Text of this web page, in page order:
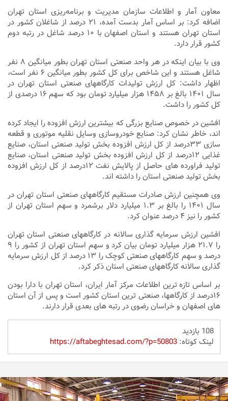
معاون آمار و اطلاعات سازمان مدیریت و برنامه‌ریزی استان تهران
اضافه کرد: بر اساس آمار بدست آمده، ۲۱ درصد از شاغلان کشور در
استان تهران هستند و استان اصفهان با ۱۰ درصد شاغل در رتبه دوم
کشور قرار دارد.
وی با بیان اینکه در هر واحد صنعتی استان تهران بطور میانگین ۸ نفر
شاغل هستند و این شاخص برای کل کشور بطور میانگین ۶ نفر است،
اظهار داشت: کل ارزش تولیدات کارگاههای صنعتی استان تهران در
سال ۱۴۰۱ بالغ بر ۱۴۵۸ هزار میلیارد تومان بود که سهم ۱۶ درصدی از
کل کشور را داشت.
افشین در خصوص صنایع بزرگی که بیشترین ارزش افزوده را ایجاد کرده
اند، خاطر نشان کرد: صنایع خودروسازی وسایل نقلیه موتوری و قطعه
سازی ۳۳درصد از کل ارزش افزوده بخش تولید صنعتی استان، صنایع
غذایی ۱۲درصد از کل ارزش افزوده بخش تولید صنعتی استان، صنایع
تولید فراورده های حاصل از پالایش نفت ۱۲درصد از کل ارزش افزوده
بخش تولید صنعتی استان را داشته اند.
وی همچنین ارزش صادرات مستقیم کارگاههای صنعتی استان تهران در
سال ۱۴۰۱ را بالغ بر ۱.۳ میلیارد دلار برشمرد و سهم استان تهران از
کشور را نیز ۴ درصد عنوان کرد.
افشین ارزش سرمایه گذاری سالانه در کارگاههای صنعتی استان تهران
را ۲۱.۷ هزار میلیارد تومان بیان کرد و سهم استان تهران از کشور را ۹
درصد و سهم کارگاههای صنعتی کوچک را ۱۳ درصد از کل ارزش سرمایه
گذاری سالانه کارگاههای صنعتی استان ذکر کرد.
بر اساس تازه ترین اطلاعات مرکز آمار ایران، استان تهران با دارا بودن
۱۶درصد از کارگاهها، صنعتی ترین استان کشور است و پس از آن استان
های اصفهان و خراسان رضوی در رتبه های بعدی قرار دارند.
108 بازدید
لینک کوتاه:https://aftabeghtesad.com/?p=50803